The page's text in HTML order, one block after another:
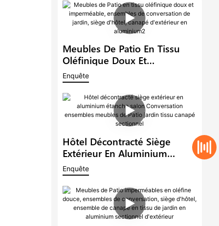
Meubles De Patio En Tissu
Oléfinique Doux Et
Imperméable, Ensembles De
Conversation De Jardin, Siège
D'hôtel, Canapé D'extérieur
En Aluminium2
Enquête
Hôtel Décontracté Siège
Extérieur En Aluminium
Étanche Salon Conversation
Ensembles Meubles De Patio
Jardin Tissu Canapé
Sectionnel
Enquête